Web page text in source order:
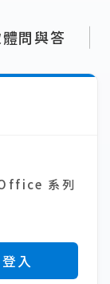
問與答
系列
入